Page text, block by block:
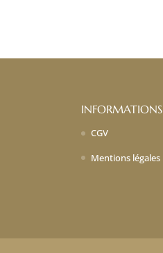
INFORMATIONS
CGV
Mentions légales